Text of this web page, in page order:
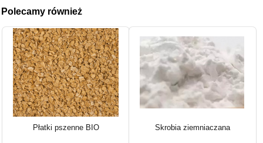
Polecamy również
Płatki pszenne BIO Skrobia ziemniaczana